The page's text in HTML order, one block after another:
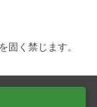
く禁じます。